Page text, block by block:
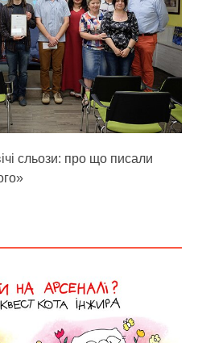
сльози: про що писали